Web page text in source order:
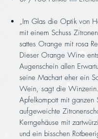
„Im Glas die Optik von
mit einem Schuss
sattes Orange mit rosa
Dieser Orange Wine
Augenschein allen
seine Machart eher ein
Wein, sagt die
Apfelkompott mit ganzen
aufgeweichte
Kerngehäuse mit
und ein bisschen